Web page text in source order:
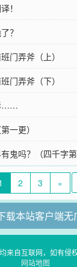
！
？
门弄斧（上）
门弄斧（下）
……
一更）
鬼吗？（四千字第
2 3 »
载本站客户端无
来自互联网，如有侵
网站地图